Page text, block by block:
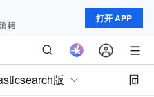
打开 APP
版